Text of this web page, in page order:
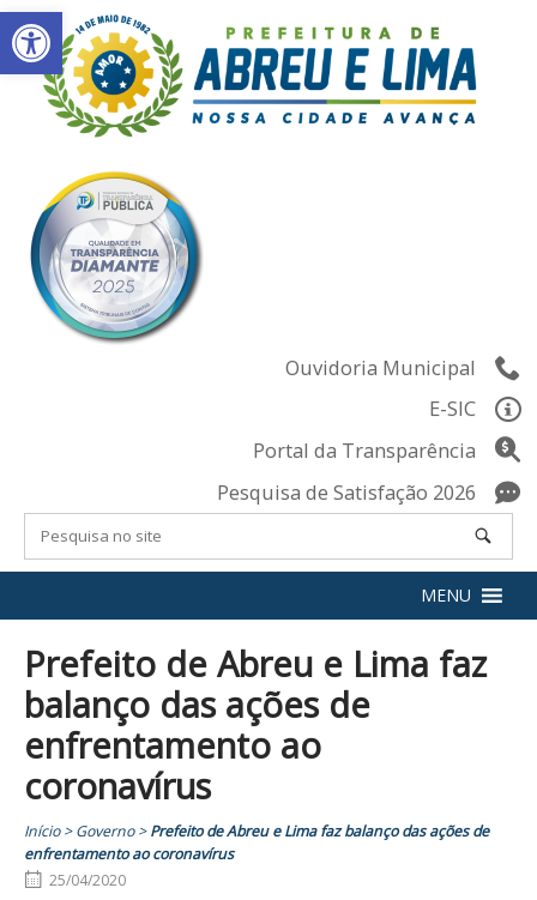
Abrir a barra de ferramentas
Skip
to
content
Ouvidoria Municipal
E-SIC
Portal da Transparência
Pesquisa de Satisfação 2026
MENU
Prefeito de Abreu e Lima faz
balanço das ações de
enfrentamento ao
coronavírus
Início>Governo>Prefeito de Abreu e Lima faz balanço das ações de
enfrentamento ao coronavírus
25/04/2020